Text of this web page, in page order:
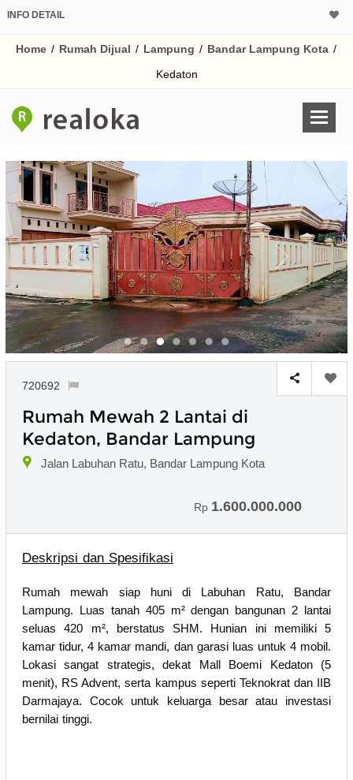
INFO DETAIL
Home / Rumah Dijual / Lampung / Bandar Lampung Kota /
Kedaton
720692
Rumah Mewah 2 Lantai di
Kedaton, Bandar Lampung
Jalan Labuhan Ratu, Bandar Lampung Kota
Rp 1.600.000.000
Deskripsi dan Spesifikasi
Rumah mewah siap huni di Labuhan Ratu, Bandar
Lampung. Luas tanah 405 m² dengan bangunan 2 lantai
seluas 420 m², berstatus SHM. Hunian ini memiliki 5
kamar tidur, 4 kamar mandi, dan garasi luas untuk 4 mobil.
Lokasi sangat strategis, dekat Mall Boemi Kedaton (5
menit), RS Advent, serta kampus seperti Teknokrat dan IIB
Darmajaya. Cocok untuk keluarga besar atau investasi
bernilai tinggi.
Harga Rp
% /th
Untuk hasil simulasi
pada kotak-
Simpan